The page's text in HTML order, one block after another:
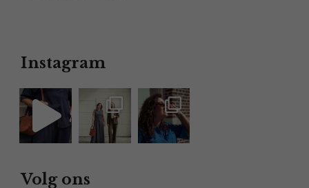
Instagram
Volg ons